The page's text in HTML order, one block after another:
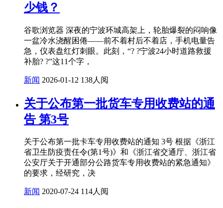
少钱？
谷歌浏览器 深夜的宁波环城高架上，轮胎爆裂的闷响像
一盆冷水浇醒困倦——前不着村后不着店，手机电量告
急，仪表盘红灯刺眼。此刻，“? ?宁波24小时道路救援
补胎? ?”这11个字，
新闻 2026-01-12 138人阅
关于公布第一批货车专用收费站的通
告 第3号
关于公布第一批卡车专用收费站的通知 3号 根据《浙江
省卫生防疫责任令(第1号)》和《浙江省交通厅、浙江省
公安厅关于开通部分公路货车专用收费站的紧急通知》
的要求，经研究，决
新闻 2020-07-24 114人阅